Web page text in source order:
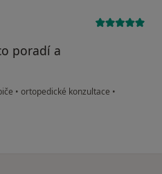
poradí a
• ortopedické konzultace •